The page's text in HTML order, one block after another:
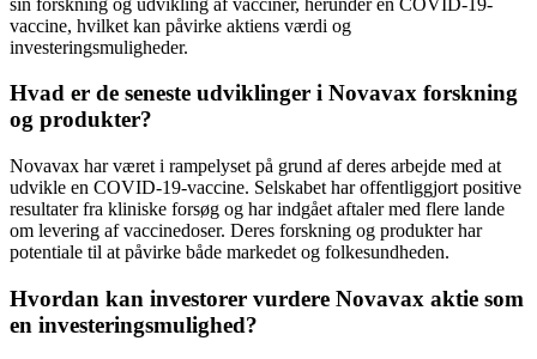
vaccine, hvilket kan påvirke aktiens værdi og
investeringsmuligheder.
Hvad er de seneste udviklinger i Novavax forskning
og produkter?
Novavax har været i rampelyset på grund af deres arbejde med at
udvikle en COVID-19-vaccine. Selskabet har offentliggjort positive
resultater fra kliniske forsøg og har indgået aftaler med flere lande
om levering af vaccinedoser. Deres forskning og produkter har
potentiale til at påvirke både markedet og folkesundheden.
Hvordan kan investorer vurdere Novavax aktie som
en investeringsmulighed?